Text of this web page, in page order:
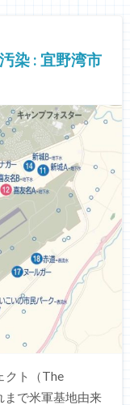
染 : 宜野湾市
クト（The
で米軍基地由来